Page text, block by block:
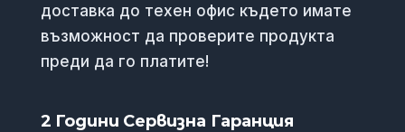
доставка до техен офис където имате
възможност да проверите продукта
преди да го платите!
2 Години Сервизна Гаранция